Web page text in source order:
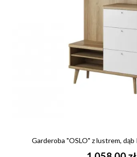
Garderoba "OSLO" z lustrem, dąb